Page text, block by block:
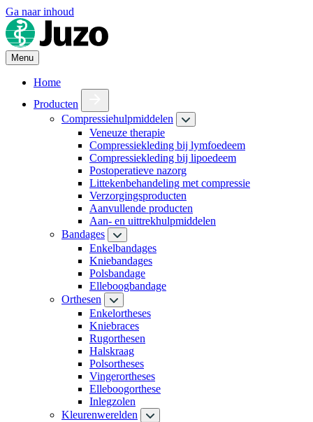
Ga naar inhoud
Menu
Home
Producten
Compressiehulpmiddelen
Veneuze therapie
Compressiekleding bij lymfoedeem
Compressiekleding bij lipoedeem
Postoperatieve nazorg
Littekenbehandeling met compressie
Verzorgingsproducten
Aanvullende producten
Aan- en uittrekhulpmiddelen
Bandages
Enkelbandages
Kniebandages
Polsbandage
Elleboogbandage
Orthesen
Enkelortheses
Kniebraces
Rugorthesen
Halskraag
Polsortheses
Vingerortheses
Elleboogorthese
Inlegzolen
Kleurenwerelden